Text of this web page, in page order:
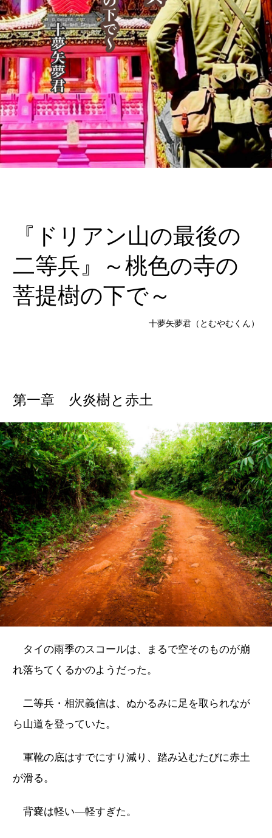
『ドリアン山の最後の
二等兵』～桃色の寺の
菩提樹の下で～
十夢矢夢君（とむやむくん）
第一章 火炎樹と赤土
タイの雨季のスコールは、まるで空そのものが崩
れ落ちてくるかのようだった。
二等兵・相沢義信は、ぬかるみに足を取られなが
ら山道を登っていた。
軍靴の底はすでにすり減り、踏み込むたびに赤土
が滑る。
背嚢は軽い―軽すぎた。